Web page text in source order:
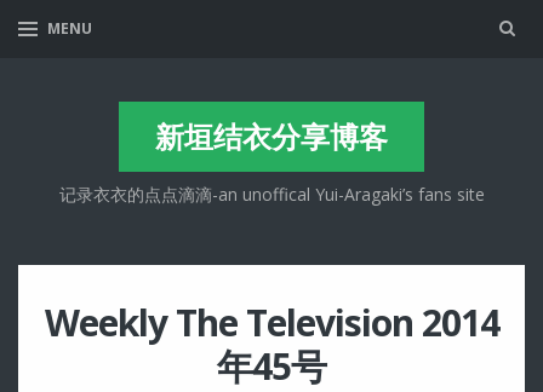
MENU
新垣结衣分享博客
记录衣衣的点点滴滴-an unoffical Yui-Aragaki’s fans site
Weekly The Television 2014
年45号